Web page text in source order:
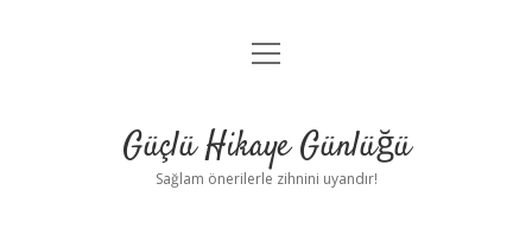
Anasayfa
Yasal Uyarı
menüyü
Güçlü Hikaye Günlüğü
Sağlam önerilerle zihnini uyandır!